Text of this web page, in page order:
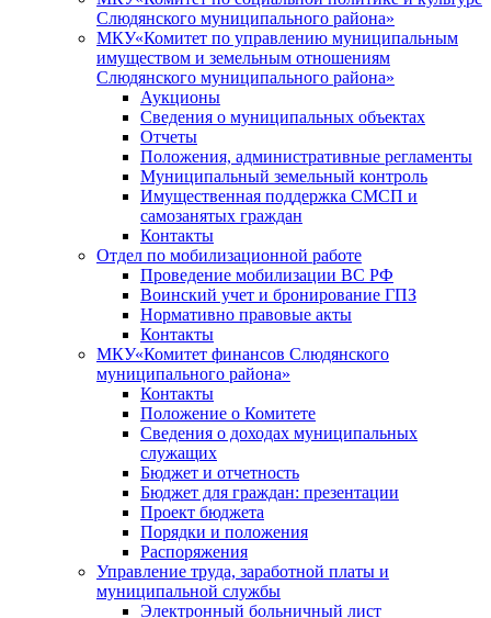
Слюдянского муниципального района»
МКУ«Комитет по управлению муниципальным
имуществом и земельным отношениям
Слюдянского муниципального района»
Аукционы
Сведения о муниципальных объектах
Отчеты
Положения, административные регламенты
Муниципальный земельный контроль
Имущественная поддержка СМСП и
самозанятых граждан
Контакты
Отдел по мобилизационной работе
Проведение мобилизации ВС РФ
Воинский учет и бронирование ГПЗ
Нормативно правовые акты
Контакты
МКУ«Комитет финансов Слюдянского
муниципального района»
Контакты
Положение о Комитете
Сведения о доходах муниципальных
служащих
Бюджет и отчетность
Бюджет для граждан: презентации
Проект бюджета
Порядки и положения
Распоряжения
Управление труда, заработной платы и
муниципальной службы
Электронный больничный лист